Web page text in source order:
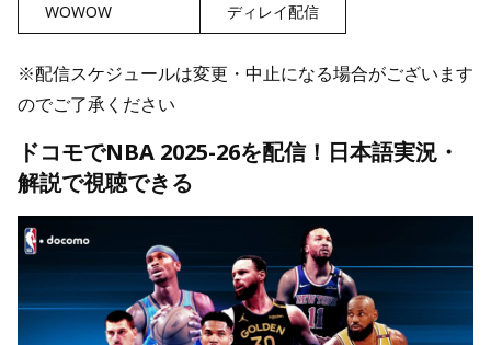
WOWOW ディレイ配信
※配信スケジュールは変更・中止になる場合がございます
のでご了承ください
ドコモでNBA 2025-26を配信！日本語実況・
解説で視聴できる